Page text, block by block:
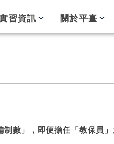
習資訊 關於平臺
數」，即便擔任「教保員